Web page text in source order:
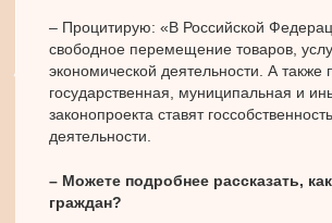
– Процитирую: «В Российской
свободное перемещение товаров,
экономической деятельности. А
государственная, муниципальная и
законопроекта ставят
деятельности.
– Можете подробнее рассказать,
граждан?